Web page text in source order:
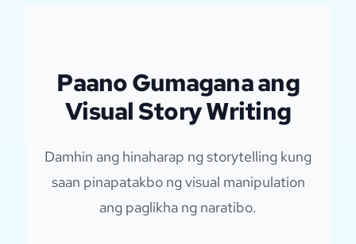
Paano Gumagana ang
Visual Story Writing
Damhin ang hinaharap ng storytelling kung
saan pinapatakbo ng visual manipulation
ang paglikha ng naratibo.